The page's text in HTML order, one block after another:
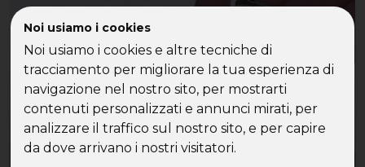
Noi usiamo i cookies
Noi usiamo i cookies e altre tecniche di
tracciamento per migliorare la tua esperienza di
navigazione nel nostro sito, per mostrarti
contenuti personalizzati e annunci mirati, per
analizzare il traffico sul nostro sito, e per capire
da dove arrivano i nostri visitatori.
Le follie dei Single in
Vacanza